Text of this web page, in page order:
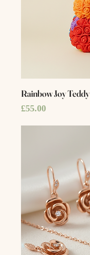
Rainbow Joy Teddy
Price
£55.00